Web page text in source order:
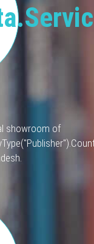
showroom of